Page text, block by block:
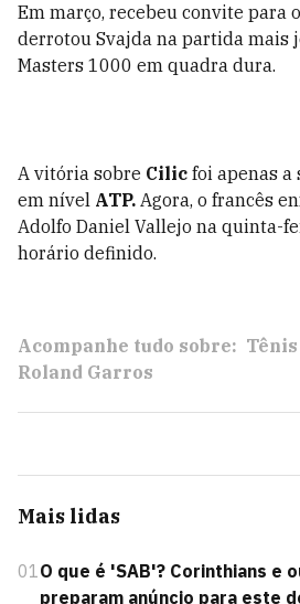
Em março, recebeu convite para o
derrotou Svajda na partida mais
Masters 1000 em quadra dura.
A vitória sobre Cilic foi apenas a
em nível ATP. Agora, o francês
Adolfo Daniel Vallejo na quinta-
horário definido.
Acompanhe tudo sobre:
Roland Garros
Mais lidas
01O que é 'SAB'? Corinthians e
preparam anúncio para este